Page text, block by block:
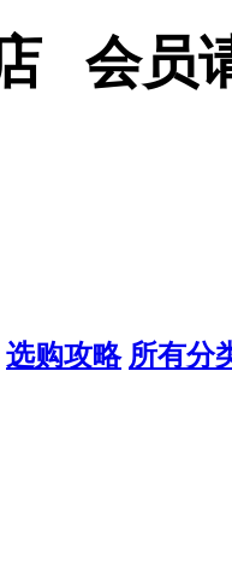
欢迎光临本店 会
选购攻略 所有分